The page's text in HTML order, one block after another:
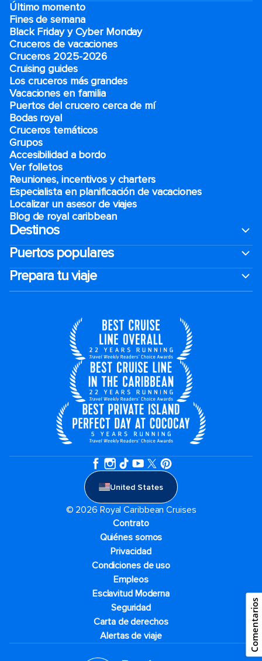
Último momento
Fines de semana
Black Friday y Cyber Monday
Cruceros de vacaciones
Cruceros 2025-2026
Cruising guides
Los cruceros más grandes
Vacaciones en familia
Puertos del crucero cerca de mí
Bodas royal
Cruceros temáticos
Grupos
Accesibilidad a bordo
Ver folletos
Reuniones, incentivos y charters​
Especialista en planificación de vacaciones
Localizar un asesor de viajes
Blog de royal caribbean
Destinos
Puertos populares
Prepara tu viaje
United States
© 2026 Royal Caribbean Cruises
Contrato
Quiénes somos
Privacidad
Condiciones de uso
Empleos
Esclavitud Moderna
Seguridad
Carta de derechos
Alertas de viaje
Comentarios